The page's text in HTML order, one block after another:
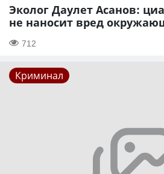
Эколог Даулет Асанов:
не наносит вред
712
Криминал